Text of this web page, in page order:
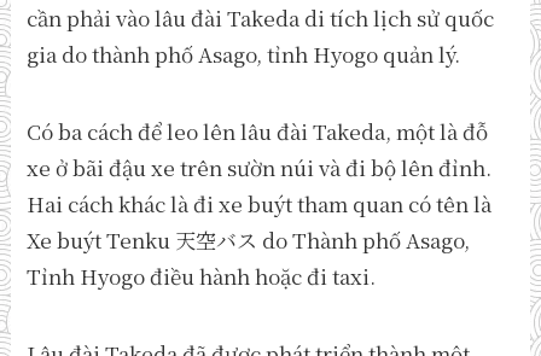
cần phải vào lâu đài Takeda di tích lịch sử quốc
gia do thành phố Asago, tỉnh Hyogo quản lý.
Có ba cách để leo lên lâu đài Takeda, một là đỗ
xe ở bãi đậu xe trên sườn núi và đi bộ lên đỉnh.
Hai cách khác là đi xe buýt tham quan có tên là
Xe buýt Tenku 天空バス do Thành phố Asago,
Tỉnh Hyogo điều hành hoặc đi taxi.